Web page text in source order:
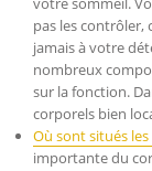
pas les contrôler,
jamais à votre
nombreux
sur la fonction.
corporels bien
Où sont situés
importante du